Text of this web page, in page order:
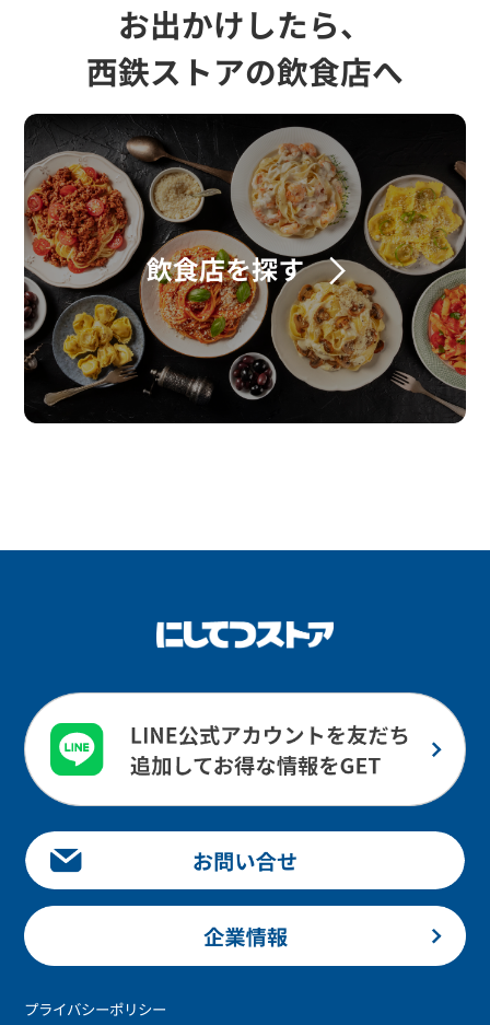
お出かけしたら、
西鉄ストアの飲食店へ
プライバシーポリシー